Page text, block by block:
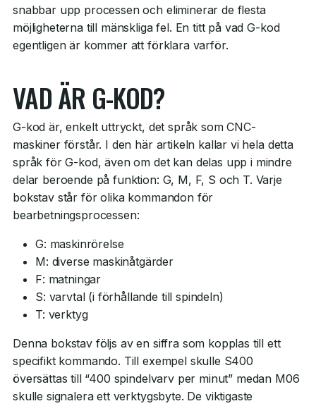
snabbar upp processen och eliminerar de flesta
möjligheterna till mänskliga fel. En titt på vad G-kod
egentligen är kommer att förklara varför.
VAD ÄR G-KOD?
G-kod är, enkelt uttryckt, det språk som CNC-
maskiner förstår. I den här artikeln kallar vi hela detta
språk för G-kod, även om det kan delas upp i mindre
delar beroende på funktion: G, M, F, S och T. Varje
bokstav står för olika kommandon för
bearbetningsprocessen:
G: maskinrörelse
M: diverse maskinåtgärder
F: matningar
S: varvtal (i förhållande till spindeln)
T: verktyg
Denna bokstav följs av en siffra som kopplas till ett
specifikt kommando. Till exempel skulle S400
översättas till “400 spindelvarv per minut” medan M06
skulle signalera ett verktygsbyte. De viktigaste